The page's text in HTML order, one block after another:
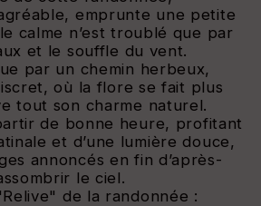
emprunte une petite
calme n’est troublé que par
et le souffle du vent.
par un chemin herbeux,
où la flore se fait plus
tout son charme naturel.
de bonne heure, profitant
et d’une lumière douce,
annoncés en fin d’après-
le ciel.
de la randonnée :